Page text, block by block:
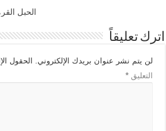
الحبل
اترك تعليقاً
لن يتم نشر عنوان بريدك الإلكتروني. الحقول
التعليق*